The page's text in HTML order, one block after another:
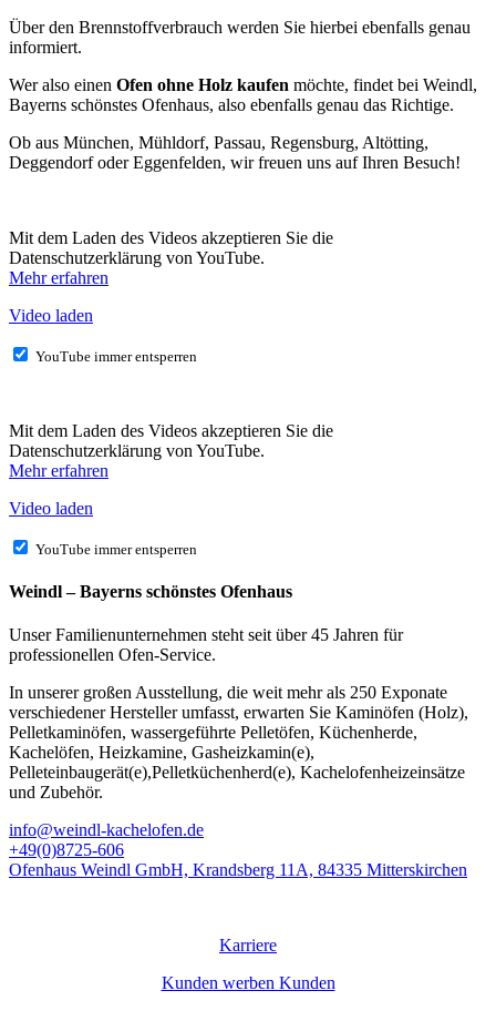
Über den Brennstoffverbrauch werden Sie hierbei ebenfalls genau
informiert.
Wer also einen Ofen ohne Holz kaufen möchte, findet bei Weindl,
Bayerns schönstes Ofenhaus, also ebenfalls genau das Richtige.
Ob aus München, Mühldorf, Passau, Regensburg, Altötting,
Deggendorf oder Eggenfelden, wir freuen uns auf Ihren Besuch!
Mit dem Laden des Videos akzeptieren Sie die
Datenschutzerklärung von YouTube.
Mehr erfahren
Video laden
YouTube immer entsperren
Mit dem Laden des Videos akzeptieren Sie die
Datenschutzerklärung von YouTube.
Mehr erfahren
Video laden
YouTube immer entsperren
Weindl – Bayerns schönstes Ofenhaus
Unser Familienunternehmen steht seit über 45 Jahren für
professionellen Ofen-Service.
In unserer großen Ausstellung, die weit mehr als 250 Exponate
verschiedener Hersteller umfasst, erwarten Sie Kaminöfen (Holz),
Pelletkaminöfen, wassergeführte Pelletöfen, Küchenherde,
Kachelöfen, Heizkamine, Gasheizkamin(e),
Pelleteinbaugerät(e),Pelletküchenherd(e), Kachelofenheizeinsätze
und Zubehör.
info@weindl-kachelofen.de
+49(0)8725-606
Ofenhaus Weindl GmbH, Krandsberg 11A, 84335 Mitterskirchen
Karriere
Kunden werben Kunden